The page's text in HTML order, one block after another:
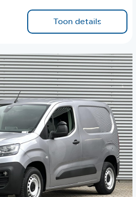
Toon details